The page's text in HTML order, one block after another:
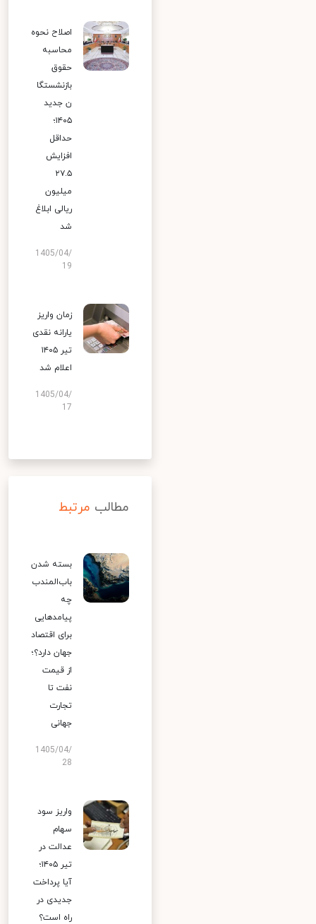
اصلاح نحوه
محاسبه
حقوق
بازنشستگا
ن جدید
۱۴۰۵؛
حداقل
افزایش
۲۷.۵
میلیون
ریالی ابلاغ
شد
1405/04/
19
زمان واریز
یارانه نقدی
تیر ۱۴۰۵
اعلام شد
1405/04/
17
مطالب مرتبط
بسته شدن
باب‌المندب
چه
پیامدهایی
برای اقتصاد
جهان دارد؟؛
از قیمت
نفت تا
تجارت
جهانی
1405/04/
28
واریز سود
سهام
عدالت در
تیر ۱۴۰۵؛
آیا پرداخت
جدیدی در
راه است؟